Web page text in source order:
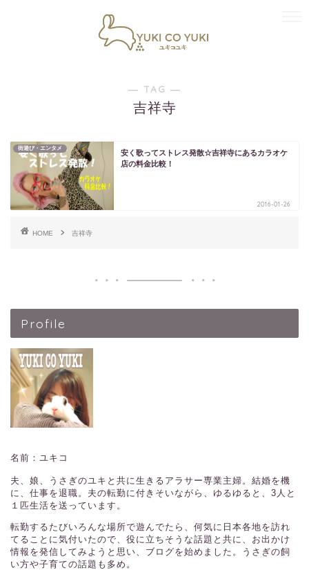
― TAG ―
吉祥寺
街遊び・エンタメ
安く歌ってストレス発散☆吉祥寺にあるカラオケ
店の料金比較！
2016-01-26
HOME 吉祥寺
Profile
名前：ユキコ
夫、娘、うさぎのユキと共に生きるアラサー専業主婦。結婚を機
に、仕事を退職。夫の転勤に付きそいながら、ゆるゆると、3人と
１匹生活を送っています。
転勤するたびいろんな場所で遊んでたら、何気に日本各地を訪れ
てることに気付いたので、役に立ちそうな話題と共に、お出かけ
情報を発信してみようと思い、ブログを始めました。うさぎの飼
い方や子育ての話題も多め。